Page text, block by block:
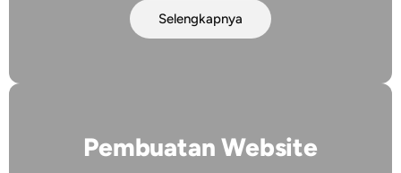
Selengkapnya
Pembuatan Website